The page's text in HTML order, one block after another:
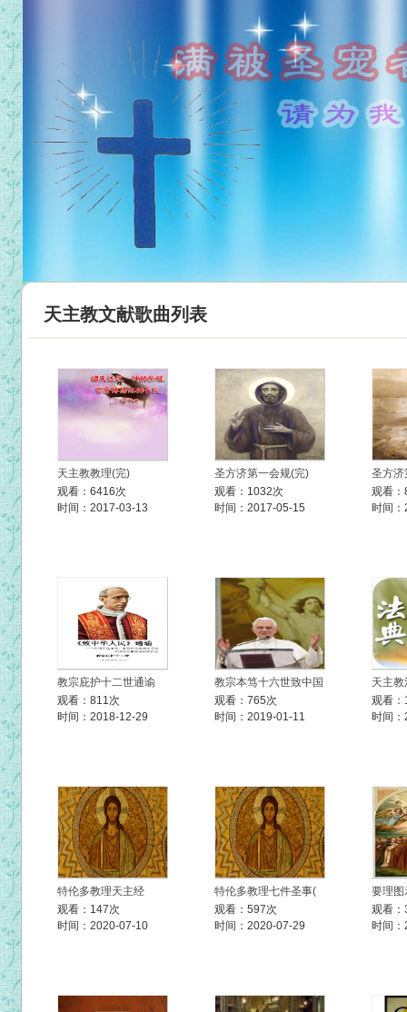
天主教文献歌曲列表
天主教教理(完)
观看：6416次
时间：2017-03-13
圣方济第一会规(完)
观看：1032次
时间：2017-05-15
圣方济
观看
时间
教宗庇护十二世通谕
观看：811次
时间：2018-12-29
教宗本笃十六世致中国
观看：765次
时间：2019-01-11
天主教
观看
时间
特伦多教理天主经
观看：147次
时间：2020-07-10
特伦多教理七件圣事(
观看：597次
时间：2020-07-29
要理
观看
时间